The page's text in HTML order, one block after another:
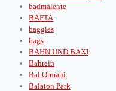
badmalente
BAFTA
baggies
bags
BAHN UND BAXI
Bahrein
Bal Ormani
Balaton Park